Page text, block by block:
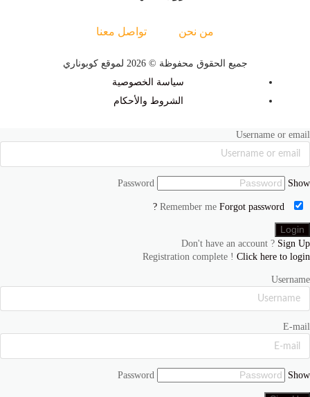
من نحن تواصل معنا
جميع الحقوق محفوظة © 2026 لموقع كوبوناري
سياسة الخصوصية
الشروط والأحكام
Username or email
Password Show
Forgot password ?
Don't have an account ? Sign Up
Registration complete ! Click here to login
Username
E-mail
Password Show